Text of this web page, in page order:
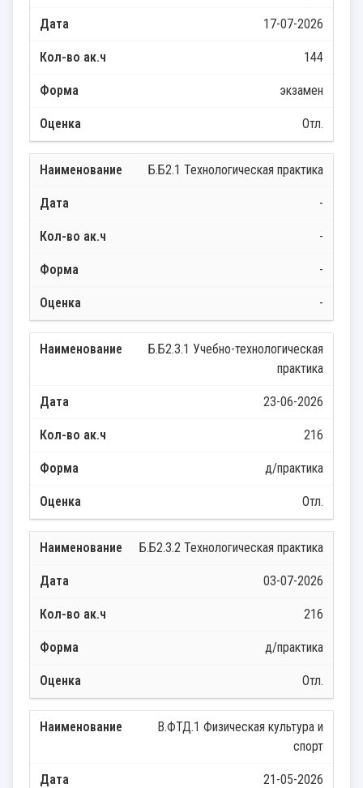
17-07-2026
144
экзамен
Отл.
Б.Б2.1 Технологическая практика
-
-
-
-
Б.Б2.3.1 Учебно-технологическая
практика
23-06-2026
216
д/практика
Отл.
Б.Б2.3.2 Технологическая практика
03-07-2026
216
д/практика
Отл.
В.ФТД.1 Физическая культура и
спорт
21-05-2026